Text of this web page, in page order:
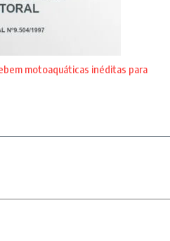
motoaquáticas inéditas para